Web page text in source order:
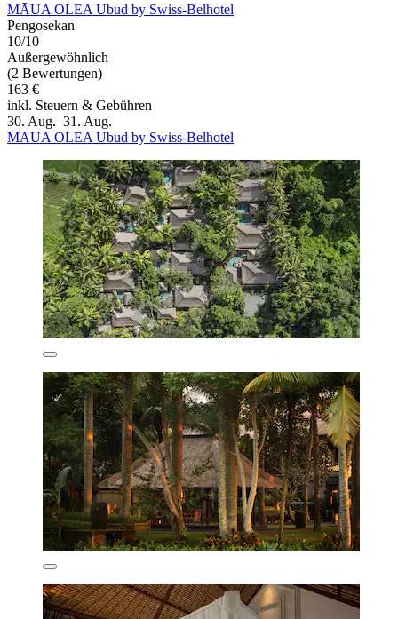
MĀUA OLEA Ubud by Swiss-Belhotel
Pengosekan
10/10
Außergewöhnlich
(2 Bewertungen)
163 €
inkl. Steuern & Gebühren
30. Aug.–31. Aug.
MĀUA OLEA Ubud by Swiss-Belhotel